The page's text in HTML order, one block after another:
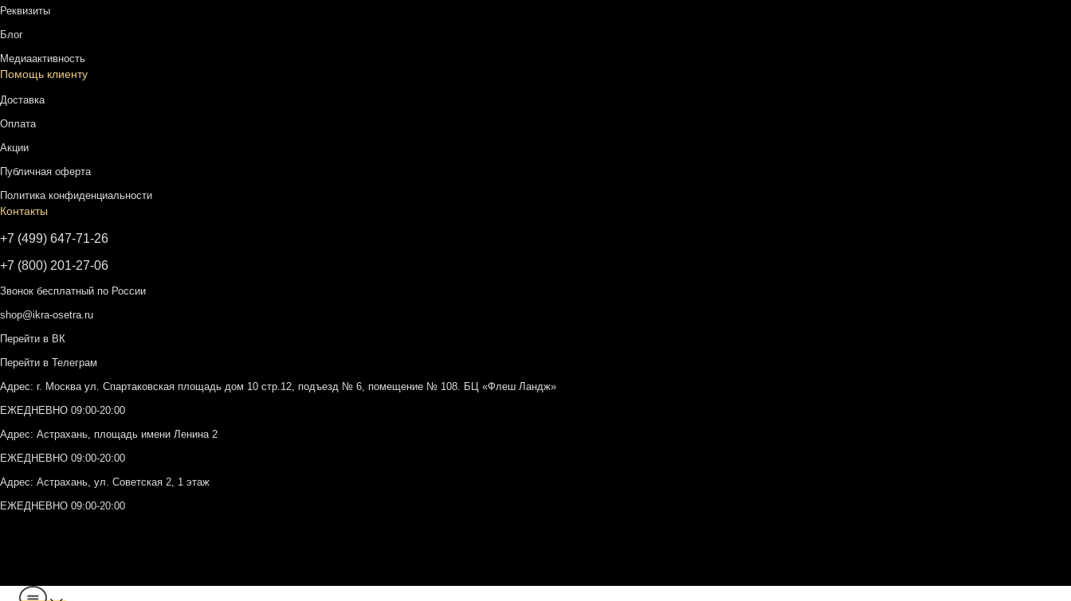
Реквизиты
Блог
Медиаактивность
Помощь клиенту
Доставка
Оплата
Акции
Публичная оферта
Политика конфиденциальности
Контакты
+7 (499) 647-71-26
+7 (800) 201-27-06
Звонок бесплатный по России
shop@ikra-osetra.ru
Перейти в ВК
Перейти в Телеграм
Адрес: г. Москва ул. Спартаковская площадь дом 10 стр.12, подъезд № 6, помещение № 108. БЦ «Флеш Ландж»
ЕЖЕДНЕВНО 09:00-20:00
Адрес: Астрахань, площадь имени Ленина 2
ЕЖЕДНЕВНО 09:00-20:00
Адрес: Астрахань, ул. Советская 2, 1 этаж
ЕЖЕДНЕВНО 09:00-20:00